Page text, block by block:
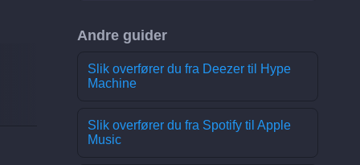
Andre guider
Slik overfører du fra Deezer til Hype
Machine
Slik overfører du fra Spotify til Apple
Music